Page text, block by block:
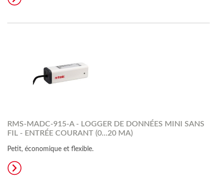
RMS-MADC-915-A - LOGGER DE DONNÉES MINI SANS
FIL - ENTRÉE COURANT (0...20 MA)
Petit, économique et flexible.